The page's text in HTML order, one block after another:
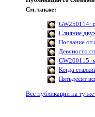
См. также:
GW250114:
Слияние
Послание от
Девяносто
GW200115:
Когда
Пятьдесят
Все публикации на ту